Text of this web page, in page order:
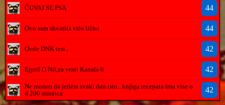
ČUVAJ SE PSA 44
Ovo sam shvatila vrlo lično 44
Ovde DNK test.. 42
Ejpril O Nil,za vesti Kanala 6 42
Ne moram da jedem svaki dan isto...knjiga recepata ima vise o
d 200 stranica
42